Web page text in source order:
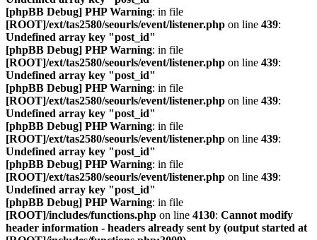
[phpBB Debug] PHP Warning: in file
[ROOT]/ext/tas2580/seourls/event/listener.php on line 439:
Undefined array key "post_id"
[phpBB Debug] PHP Warning: in file
[ROOT]/ext/tas2580/seourls/event/listener.php on line 439:
Undefined array key "post_id"
[phpBB Debug] PHP Warning: in file
[ROOT]/ext/tas2580/seourls/event/listener.php on line 439:
Undefined array key "post_id"
[phpBB Debug] PHP Warning: in file
[ROOT]/ext/tas2580/seourls/event/listener.php on line 439:
Undefined array key "post_id"
[phpBB Debug] PHP Warning: in file
[ROOT]/ext/tas2580/seourls/event/listener.php on line 439:
Undefined array key "post_id"
[phpBB Debug] PHP Warning: in file
[ROOT]/includes/functions.php on line 4130: Cannot modify
header information - headers already sent by (output started at